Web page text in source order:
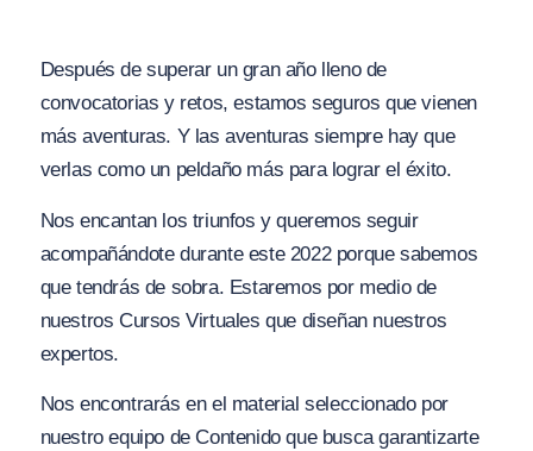
Después de superar un gran año lleno de
convocatorias y retos, estamos seguros que vienen
más aventuras. Y las aventuras siempre hay que
verlas como un peldaño más para lograr el éxito.
Nos encantan los triunfos y queremos seguir
acompañándote durante este 2022 porque sabemos
que tendrás de sobra. Estaremos por medio de
nuestros Cursos Virtuales que diseñan nuestros
expertos.
Nos encontrarás en el material seleccionado por
nuestro equipo de Contenido que busca garantizarte